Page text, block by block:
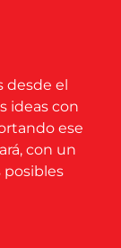
desde el
ideas con
ese
con un
posibles